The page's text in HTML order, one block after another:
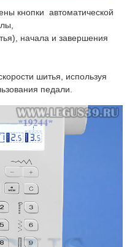
кнопки автоматической
начала и завершения
шитья, используя
педали.